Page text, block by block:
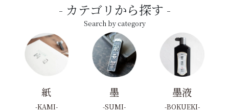
カテゴリから探す
Search by category
紙
KAMI
墨
SUMI
墨液
BOKUEKI